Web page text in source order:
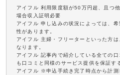
アイフル 利用限度額が50万円超、且つ
場合収入証明必要
アイフル 申し込みの状況によっては、
性があります。
アイフル 主婦・フリーターといった方
なります。
アイフル 記事内で紹介している全ての
も口コミと同様のサービス提供を保証す
アイフル ※申込手続き完了時点から計